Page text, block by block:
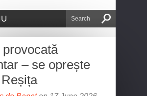
– se oprește